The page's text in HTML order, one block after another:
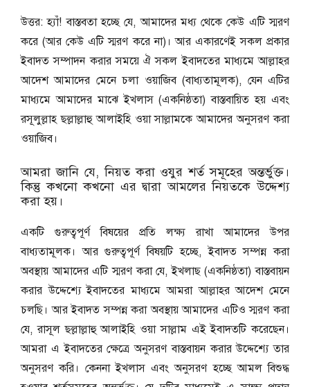
উত্তর: হ্যাঁ! বাস্তবতা হচ্ছে যে, আমাদের মধ্য থেকে কেউ এটি স্মরণ
করে (আর কেউ এটি স্মরণ করে না)। আর একারণেই সকল প্রকার
ইবাদত সম্পাদন করার সময়ে ঐ সকল ইবাদতের মাধ্যমে আল্লাহর
আদেশ আমাদের মেনে চলা ওয়াজিব (বাধ্যতামূলক), যেন এটির
মাধ্যমে আমাদের মাঝে ইখলাস (একনিষ্ঠতা) বাস্তবায়িত হয় এবং
রসূলুল্লাহ ছল্লাল্লাহু আলাইহি ওয়া সাল্লামকে আমাদের অনুসরণ করা
ওয়াজিব।
আমরা জানি যে, নিয়ত করা ওযুর শর্ত সমূহের অন্তর্ভুক্ত।
কিন্তু কখনো কখনো এর দ্বারা আমলের নিয়তকে উদ্দেশ্য
করা হয়।
একটি গুরুত্বপূর্ণ বিষয়ের প্রতি লক্ষ্য রাখা আমাদের উপর
বাধ্যতামূলক। আর গুরুত্বপূর্ণ বিষয়টি হচ্ছে, ইবাদত সম্পন্ন করা
অবস্থায় আমাদের এটি স্মরণ করা যে, ইখলাছ (একনিষ্ঠতা) বাস্তবায়ন
করার উদ্দেশ্যে ইবাদতের মাধ্যমে আমরা আল্লাহর আদেশ মেনে
চলছি। আর ইবাদত সম্পন্ন করা অবস্থায় আমাদের এটিও স্মরণ করা
যে, রাসূল ছল্লাল্লাহু আলাইহি ওয়া সাল্লাম এই ইবাদতটি করেছেন।
আমরা এ ইবাদতের ক্ষেত্রে অনুসরণ বাস্তবায়ন করার উদ্দেশ্যে তার
অনুসরণ করি। কেননা ইখলাস এবং অনুসরণ হচ্ছে আমল বিশুদ্ধ